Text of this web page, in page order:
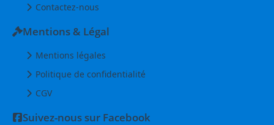
Contactez-nous
Mentions & Légal
Mentions légales
Politique de confidentialité
CGV
Suivez-nous sur Facebook